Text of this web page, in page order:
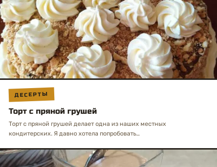
ДЕСЕРТЫ
Торт с пряной грушей
Торт с пряной грушей делает одна из наших местных
кондитерских. Я давно хотела попробовать…